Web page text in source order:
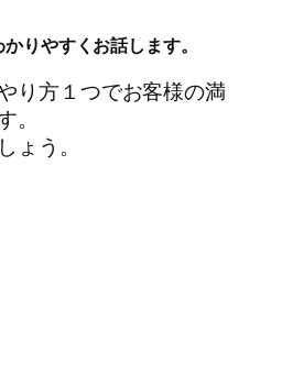
りやすくお話します。
り方１つでお客様の満
ょう。